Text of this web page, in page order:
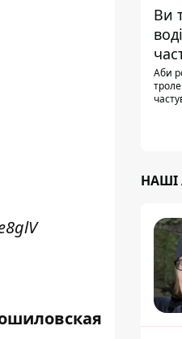
Ви
під
Аби
НАШІ